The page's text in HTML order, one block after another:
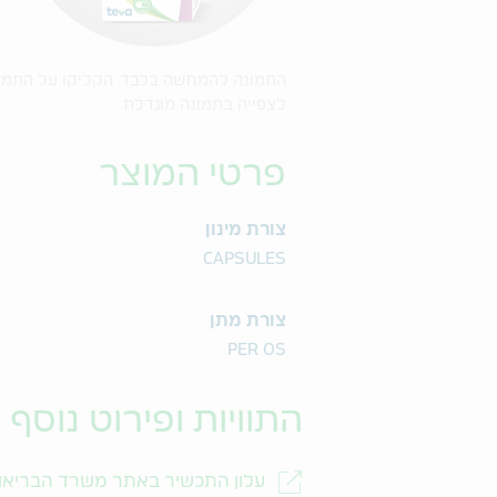
פרטי המוצר
צורת מינון
CAPSULES
צורת מתן
PER OS
התוויות ופירוט נוסף
עלון התכשיר באתר משרד